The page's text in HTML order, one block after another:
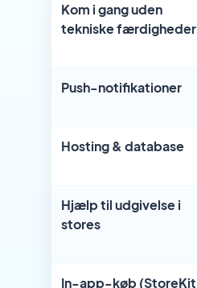
Kom i gang uden
tekniske færdigheder
Push-notifikationer
Hosting & database
Hjælp til udgivelse i
stores
In-app-køb (StoreKit